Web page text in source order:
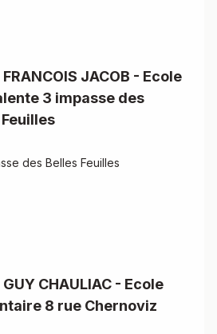
FRANCOIS JACOB - Ecole
3 impasse des
des Belles Feuilles
GUY CHAULIAC - Ecole
8 rue Chernoviz